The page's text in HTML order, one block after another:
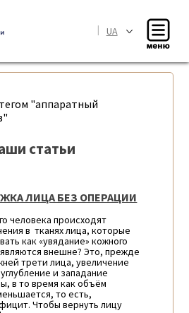
| UA
"аппаратный
статьи
ЛИЦА БЕЗ ОПЕРАЦИИ
человека происходят
в тканях лица, которые
как «увядание» кожного
внешне? Это, прежде
трети лица, увеличение
и западание
в то время как объём
то есть,
Чтобы вернуть лицу